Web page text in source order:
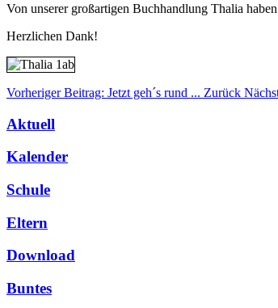
Von unserer großartigen Buchhandlung Thalia
Herzlichen Dank!
Vorheriger Beitrag: Jetzt geh´s rund ... Zurück
Aktuell
Kalender
Schule
Eltern
Download
Buntes